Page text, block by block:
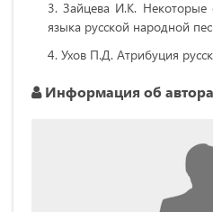
Зайцева И.К. Некоторые
языка русской народной
Ухов П.Д. Атрибуция
Информация об